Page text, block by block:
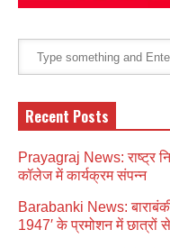
Recent Posts
Prayagraj News: राष्ट्र
कॉलेज में कार्यक्रम संपन्न
Barabanki News:
1947′ के प्रमोशन में छात्रों